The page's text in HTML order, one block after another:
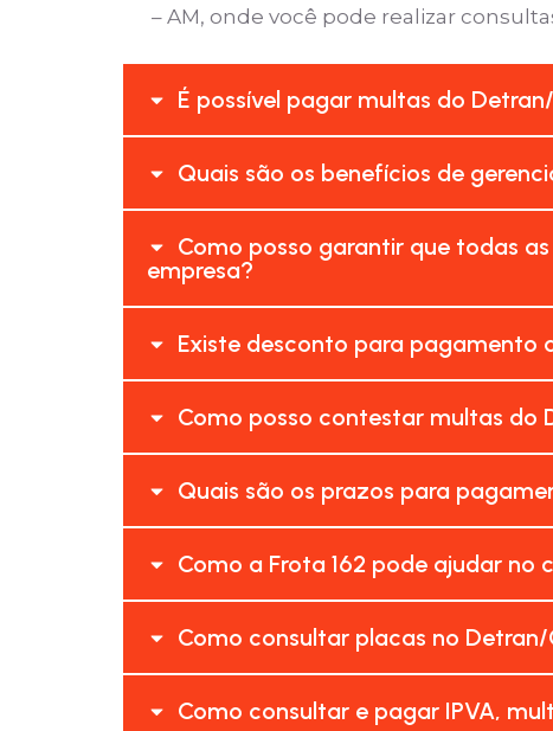
– AM, onde você pode realizar
É possível pagar multas do
Quais são os benefícios de
Como posso garantir que todas
empresa?
Existe desconto para pagamento
Como posso contestar multas do
Quais são os prazos para
Como a Frota 162 pode ajudar
Como consultar placas no
Como consultar e pagar IPVA,